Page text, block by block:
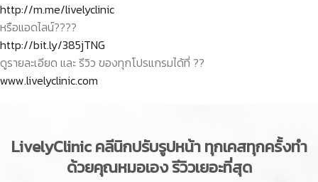
http://m.me/livelyclinic
หรือแอดไลน์????
http://bit.ly/385jTNG
ดูรายละเอียด และ รีวิว ของทุกโปรแกรมได้ที่ ??
www.livelyclinic.com
LivelyClinicคลีนิกปรับรูปหน้า ทุกเคสทุกครั้งทำ
ด้วยคุณหมอเอง รีวิวเยอะที่สุด